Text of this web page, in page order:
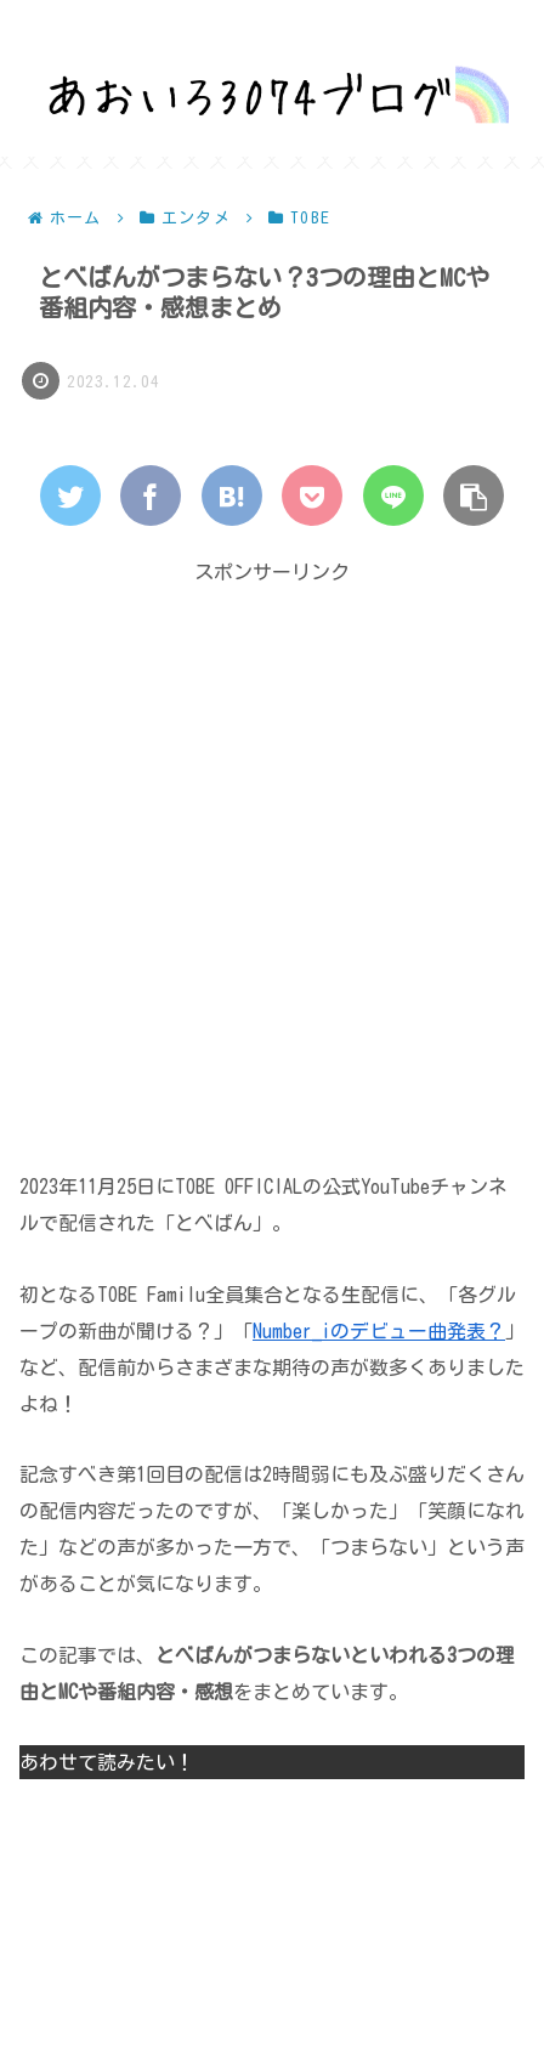
ホーム エンタメ TOBE
とべばんがつまらない？3つの理由とMCや
番組内容・感想まとめ
2023.12.04
スポンサーリンク
2023年11月25日にTOBE OFFICIALの公式YouTubeチャンネ
ルで配信された「とべばん」。
初となるTOBE Familu全員集合となる生配信に、「各グル
ープの新曲が聞ける？」「Number_iのデビュー曲発表？ 」
など、配信前からさまざまな期待の声が数多くありました
よね！
記念すべき第1回目の配信は2時間弱にも及ぶ盛りだくさん
の配信内容だったのですが、「楽しかった」「笑顔になれ
た」などの声が多かった一方で、「つまらない」という声
があることが気になります。
この記事では、
とべばんがつまらないといわれる3つの理
由とMCや番組内容・感想をまとめています。
あわせて読みたい！